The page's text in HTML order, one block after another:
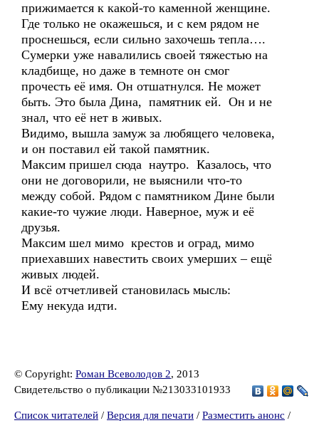
прижимается к какой-то каменной женщине.
Где только не окажешься, и с кем рядом не
проснешься, если сильно захочешь тепла….
Сумерки уже навалились своей тяжестью на
кладбище, но даже в темноте он смог
прочесть её имя. Он отшатнулся. Не может
быть. Это была Дина, памятник ей. Он и не
знал, что её нет в живых.
Видимо, вышла замуж за любящего человека,
и он поставил ей такой памятник.
Максим пришел сюда наутро. Казалось, что
они не договорили, не выяснили что-то
между собой. Рядом с памятником Дине были
какие-то чужие люди. Наверное, муж и её
друзья.
Максим шел мимо крестов и оград, мимо
приехавших навестить своих умерших – ещё
живых людей.
И всё отчетливей становилась мысль:
Ему некуда идти.
© Copyright: Роман Всеволодов 2, 2013
Свидетельство о публикации №213033101933
Список читателей / Версия для печати / Разместить анонс /